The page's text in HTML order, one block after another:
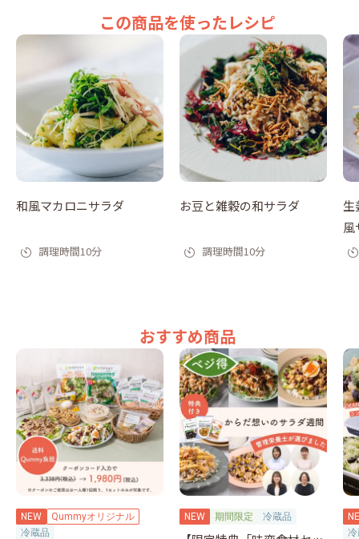
この商品を使ったレシピ
和風マカロニサラダ
調理時間10分
お豆と雑穀の和サラダ
調理時間10分
生
風
おすすめ商品
NEW
Qummyオリジナル
冷蔵品
NEW 期間限定 冷蔵品